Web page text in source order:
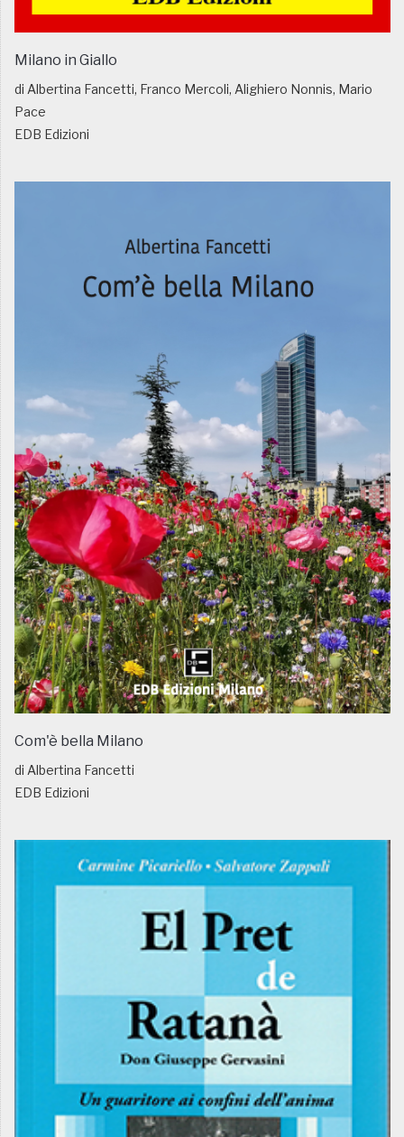
Milano in Giallo
di Albertina Fancetti, Franco Mercoli, Alighiero Nonnis, Mario
Pace
EDB Edizioni
Com'è bella Milano
di Albertina Fancetti
EDB Edizioni